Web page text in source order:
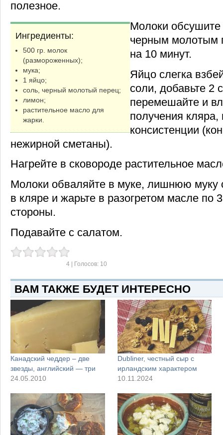
полезное.
Ингредиенты:
500 гр. молок
(размороженных);
мука;
1 яйцо;
соль, черный молотый перец;
лимон;
растительное масло для
жарки.
Молоки
черным молотым
на 10 минут.
Яйцо слегка
соли, добавьте 2
перемешайте и
получения кляра,
консистенции
нежирной сметаны).
Нагрейте в сковороде растительное
Молоки обваляйте в муке, лишнюю муку
в кляре и жарьте в разогретом масле по
стороны.
Подавайте с салатом.
4 | Голосов: 10
ВАМ ТАКЖЕ БУДЕТ ИНТЕРЕСНО
Канадский чеддер – две
звезды, английский — три
24.05.2010
Dubliner, честный сыр с
ирландским характером
10.11.2024